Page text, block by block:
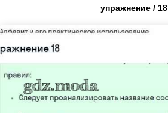
упражнение / 18